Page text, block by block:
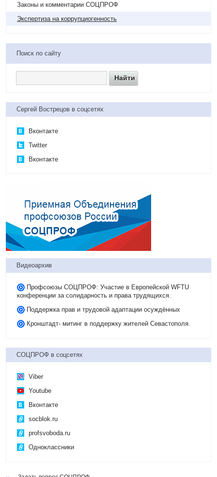
Законы и комментарии СОЦПРОФ
Экспертиза на коррупциогенность
Поиск по сайту
Сергей Вострецов в соцсетях
Вконтакте
Twitter
Вконтакте
Видеоархив
Профсоюзы СОЦПРОФ: Участие в Европейской WFTU
конференции за солидарность и права трудящихся.
Поддержка прав и трудовой адаптации осуждённых
Кронштадт- митинг в поддержку жителей Севастополя.
СОЦПРОФ в соцсетях
Viber
Youtube
Вконтакте
socblok.ru
profsvoboda.ru
Одноклассники